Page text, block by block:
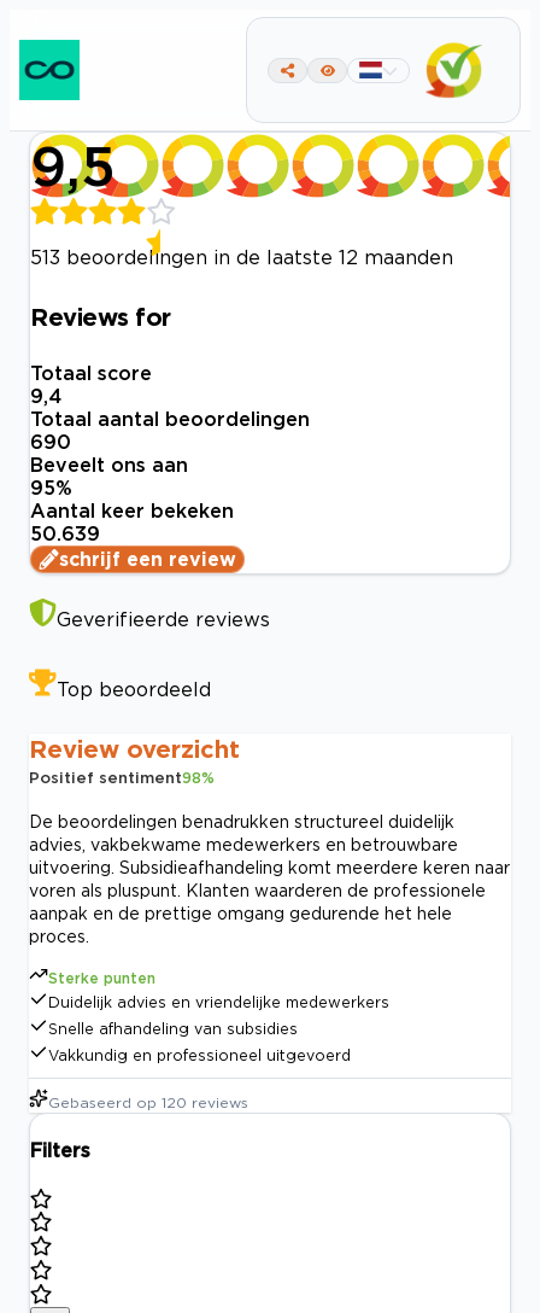
9,5
513 beoordelingen in de laatste 12 maanden
Reviews for
Totaal score
9,4
Totaal aantal beoordelingen
690
Beveelt ons aan
95%
Aantal keer bekeken
50.639
schrijf een review
Geverifieerde reviews
Top beoordeeld
Review overzicht
Positief sentiment98%
De beoordelingen benadrukken structureel duidelijk
advies, vakbekwame medewerkers en betrouwbare
uitvoering. Subsidieafhandeling komt meerdere keren naar
voren als pluspunt. Klanten waarderen de professionele
aanpak en de prettige omgang gedurende het hele
proces.
Sterke punten
Duidelijk advies en vriendelijke medewerkers
Snelle afhandeling van subsidies
Vakkundig en professioneel uitgevoerd
Gebaseerd op 120 reviews
Filters